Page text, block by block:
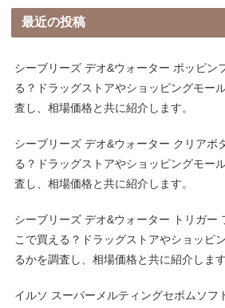
最近の投稿
シーブリーズ デオ&ウォーター ポッピン
る？ドラッグストアやショッピングモー
査し、相場価格と共に紹介します。
シーブリーズ デオ&ウォーター クリアボ
る？ドラッグストアやショッピングモー
査し、相場価格と共に紹介します。
シーブリーズ デオ&ウォーター トリガー
こで買える？ドラッグストアやショッピ
るかを調査し、相場価格と共に紹介します
イルソ スーパーメルティングセボムソフ